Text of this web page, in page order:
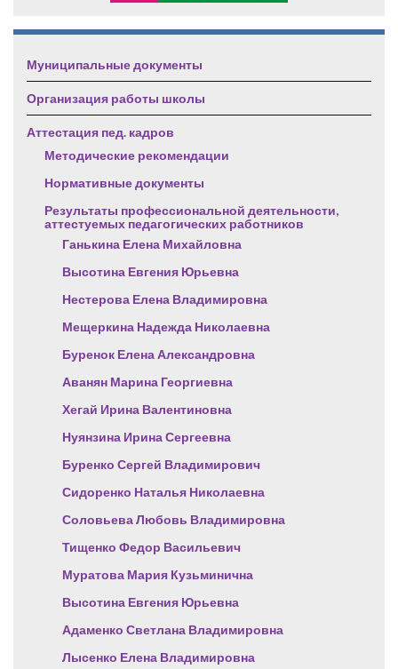
Муниципальные документы
Организация работы школы
Аттестация пед. кадров
Методические рекомендации
Нормативные документы
Результаты профессиональной деятельности,
аттестуемых педагогических работников
Ганькина Елена Михайловна
Высотина Евгения Юрьевна
Нестерова Елена Владимировна
Мещеркина Надежда Николаевна
Буренок Елена Александровна
Аванян Марина Георгиевна
Хегай Ирина Валентиновна
Нуянзина Ирина Сергеевна
Буренко Сергей Владимирович
Сидоренко Наталья Николаевна
Соловьева Любовь Владимировна
Тищенко Федор Васильевич
Муратова Мария Кузьминична
Высотина Евгения Юрьевна
Адаменко Светлана Владимировна
Лысенко Елена Владимировна